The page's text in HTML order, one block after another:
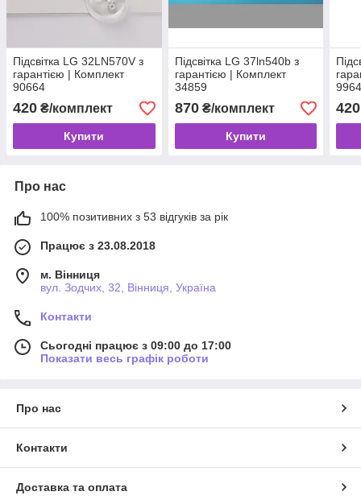
Підсвітка LG 32LN570V з
гарантією | Комплект
90664
420 ₴/комплект
Купити
Підсвітка LG 37ln540b з
гарантією | Комплект
34859
870₴/комплект
Купити
420
Про нас
100% позитивних з 53 відгуків за рік
Працює з 23.08.2018
м. Вінниця
вул. Зодчих, 32, Вінниця, Україна
Контакти
Сьогодні працює з 09:00 до 17:00
Показати весь графік роботи
Про нас
Контакти
Доставка та оплата